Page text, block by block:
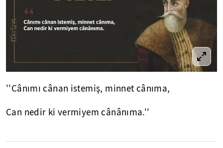
''Cânımı cânan istemiş, minnet cânıma,
Can nedir ki vermiyem cânânıma.''